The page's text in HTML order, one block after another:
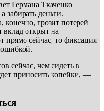
Германа Ткаченко
забирать деньги.
конечно, грозит потерей
открыт на
прямо сейчас, то фиксация
сейчас, чем сидеть в
приносить копейки, —